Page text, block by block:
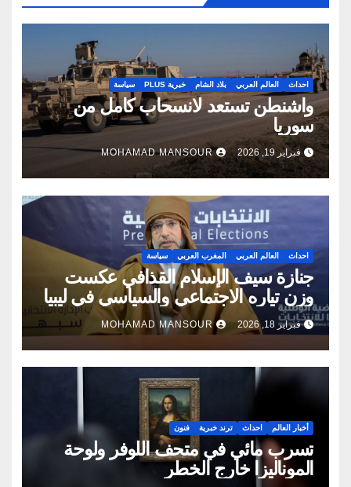
احداث العالم العربي بلاد الشام خبرية PLUS سياسة
واشنطن تستعد لانسحاب كامل من
سوريا
فبراير 19, 2026 MOHAMAD MANSOUR
احداث العالم العربي المغرب العربي سياسة
جنازة سيف الإسلام القذافي عكست
وزن تياره الاجتماعي والسياسي في ليبيا
فبراير 18, 2026 MOHAMAD MANSOUR
أخبار العالم احداث ترند خبرية فنون
تسرب مائي في متحف اللوفر ولوحة
الموناليزا خارج الخطر